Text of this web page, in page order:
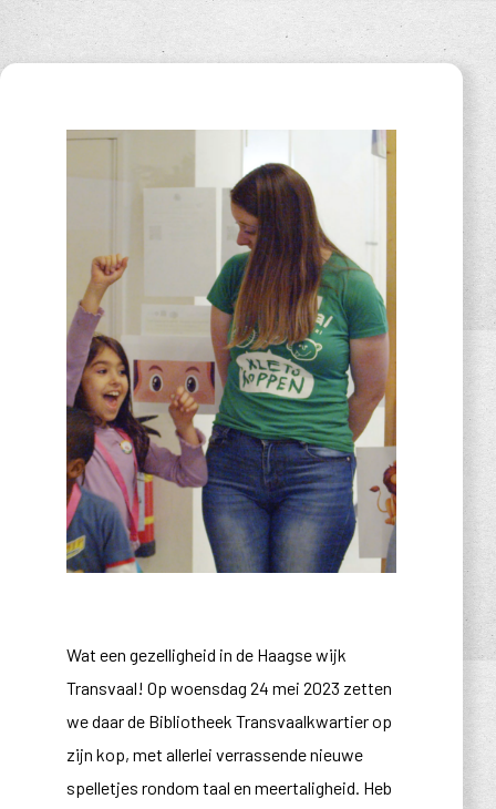
Wat een gezelligheid in de Haagse wijk
Transvaal! Op woensdag 24 mei 2023 zetten
we daar de Bibliotheek Transvaalkwartier op
zijn kop, met allerlei verrassende nieuwe
spelletjes rondom taal en meertaligheid. Heb